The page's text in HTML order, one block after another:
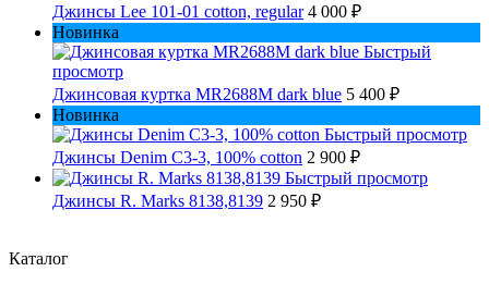
Джинсы Lee 101-01 cotton, regular 4 000 ₽
Новинка
Быстрый
просмотр
Джинсовая куртка MR2688M dark blue 5 400 ₽
Новинка
Быстрый просмотр
Джинсы Denim C3-3, 100% cotton 2 900 ₽
Быстрый просмотр
Джинсы R. Marks 8138,8139 2 950 ₽
Каталог